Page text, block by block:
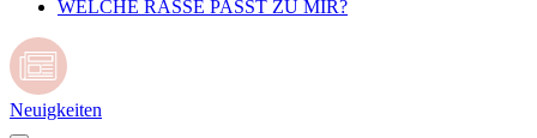
WELCHE RASSE PASST ZU MIR?
Neuigkeiten